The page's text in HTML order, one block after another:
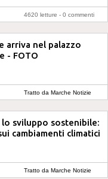
4620 letture - 0 commenti
arriva nel palazzo
- FOTO
Tratto da Marche Notizie
sviluppo sostenibile:
cambiamenti climatici
Tratto da Marche Notizie